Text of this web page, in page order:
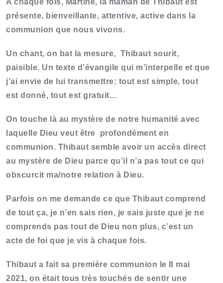
A chaque fois, Martine, la maman de Thibaut est
présente, bienveillante, attentive, active dans la
communion que nous vivons.
Un chant, on bat la mesure, Thibaut sourit,
paisible. Un texte d’évangile qui m’interpelle et que
j’ai envie de lui transmettre: tout est simple, tout
est donné, tout est gratuit…
On touche là au mystère de notre humanité avec
laquelle Dieu veut être profondément en
communion. Thibaut semble avoir un accès direct
au mystère de Dieu parce qu’il n’a pas tout ce qui
obscurcit ma/notre relation à Dieu.
Parfois on me demande ce que Thibaut comprend
de tout ça, je n’en sais rien, je sais juste que je ne
comprends pas tout de Dieu non plus, c’est un
acte de foi que je vis à chaque fois.
Thibaut a fait sa première communion le 8 mai
2021, on était tous très touchés de sentir une